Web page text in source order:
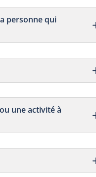
personne qui
une activité à